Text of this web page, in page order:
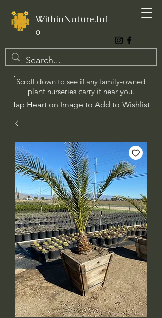
WithinNature.Inf
o
Scroll down to see if any family-owned
plant nurseries carry it near you.
Tap Heart on Image to Add to Wishlist